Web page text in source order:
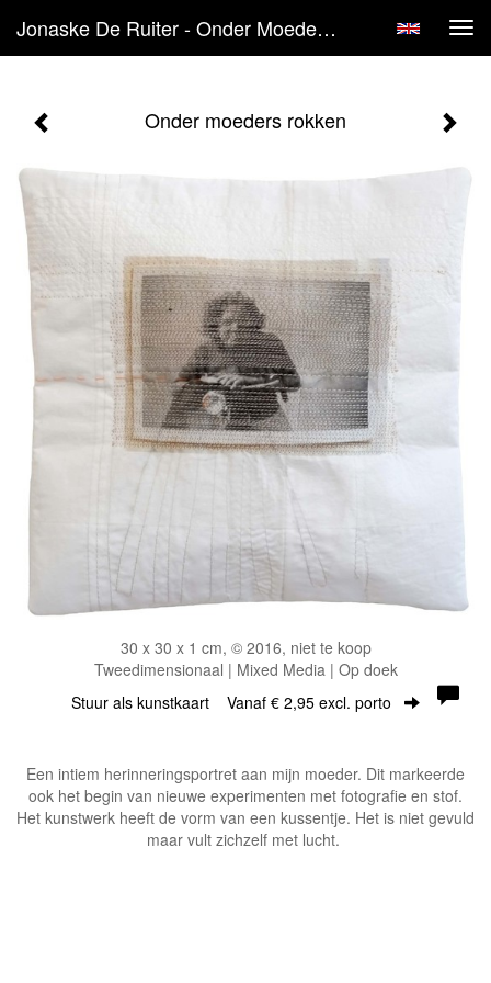
Jonaske De Ruiter - Onder Moeders Rokken
Onder moeders rokken
30 x 30 x 1 cm, © 2016, niet te koop
Tweedimensionaal | Mixed Media | Op doek
Stuur als kunstkaart Vanaf € 2,95 excl. porto
Een intiem herinneringsportret aan mijn moeder. Dit markeerde
ook het begin van nieuwe experimenten met fotografie en stof.
Het kunstwerk heeft de vorm van een kussentje. Het is niet gevuld
maar vult zichzelf met lucht.